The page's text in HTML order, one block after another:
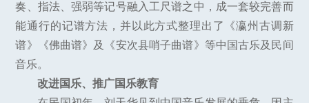
奏、指法、强弱等记号融入工尺谱之中，成一套较完善而
能通行的记谱方法，并以此方式整理出了《瀛州古调新
谱》《佛曲谱》及《安次县哨子曲谱》等中国古乐及民间
音乐。
改进国乐、推广国乐教育